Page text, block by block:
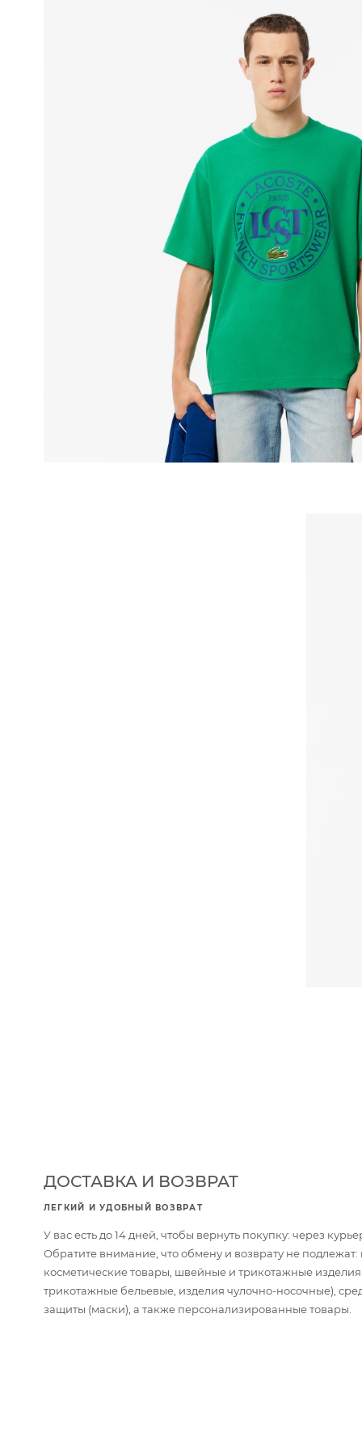
ДОСТАВКА И ВОЗВРАТ
ЛЕГКИЙ И УДОБНЫЙ ВОЗВРАТ
У вас есть до 14 дней, чтобы вернуть покупку: через
Обратите внимание, что обмену и возврату не
косметические товары, швейные и трикотажные
трикотажные бельевые, изделия чулочно-носочные),
защиты (маски), а также персонализированные товары.